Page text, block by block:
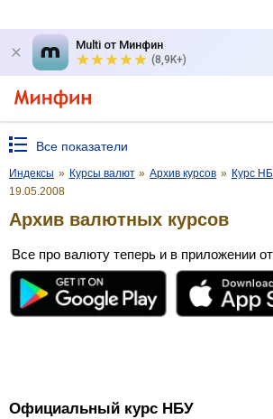
Multi от Минфин
(8,9K+)
Все показатели
Индексы » Курсы валют » Архив курсов » Курс
19.05.2008
Архив валютных курсов
Все про валюту теперь и в приложении
Официальный курс НБУ